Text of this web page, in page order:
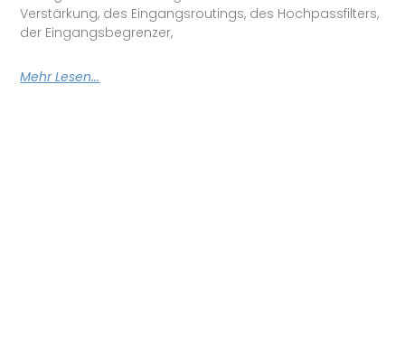
Verstärkung, des Eingangsroutings, des Hochpassfilters,
der Eingangsbegrenzer,
Mehr Lesen...